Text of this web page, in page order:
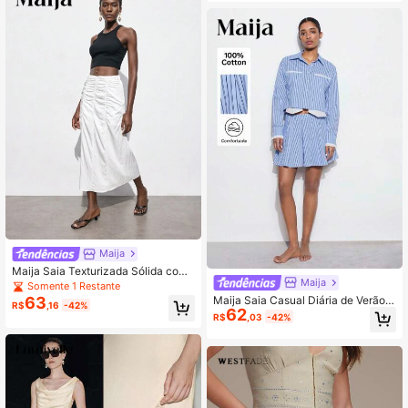
Maija
Maija Saia Texturizada Sólida com
Dobras, Verão
Somente 1 Restante
R$63 ,16 -42%
Maija
Maija Saia Casual Diária de Verão A
zul com Estampa Listrada, Plissada,
Modelo A-Line, Versátil e Elegante,
sseio
R$62 ,03 -42%